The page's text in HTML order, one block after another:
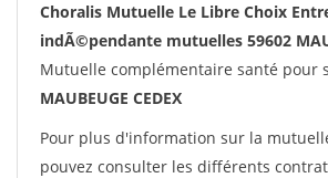
Choralis Mutuelle Le Libre Choix
indÃ©pendante mutuelles 59602
Mutuelle complémentaire santé pour
MAUBEUGE CEDEX
Pour plus d'information sur la
pouvez consulter les différents